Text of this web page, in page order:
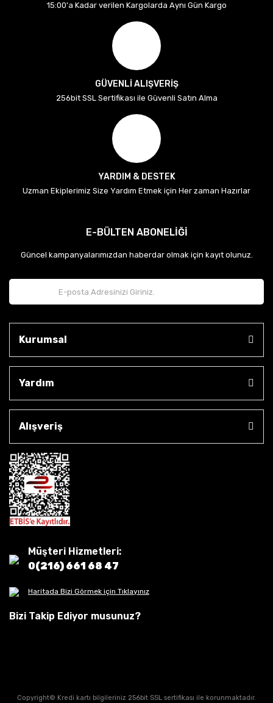
15:00'a Kadar verilen Kargolarda Aynı Gün Kargo
GÜVENLİ ALIŞVERİŞ
256bit SSL Sertifikası ile Güvenli Satın Alma
YARDIM & DESTEK
Uzman Ekiplerimiz Size Yardım Etmek için Her zaman Hazırlar
E-BÜLTEN ABONELİĞİ
Güncel kampanyalarımızdan haberdar olmak için kayıt olunuz.
Kurumsal
Yardım
Alışveriş
Müşteri Hizmetleri:
0(216) 661 68 47
Haritada Bizi Görmek için Tıklayınız
Bizi Takip Ediyor musunuz?
Copyright© Kredi kartı bilgileriniz 256bit SSL sertifikası ile korunmaktadır.